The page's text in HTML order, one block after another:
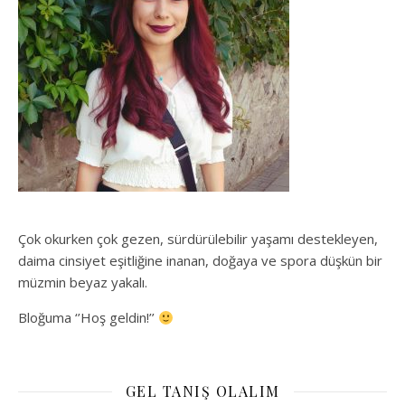
Çok okurken çok gezen, sürdürülebilir yaşamı destekleyen,
daima cinsiyet eşitliğine inanan, doğaya ve spora düşkün bir
müzmin beyaz yakalı.
Bloğuma ‘’Hoş geldin!’’
GEL TANIŞ OLALIM